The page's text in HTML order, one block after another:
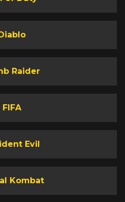
Raider
FIFA
Evil
Kombat